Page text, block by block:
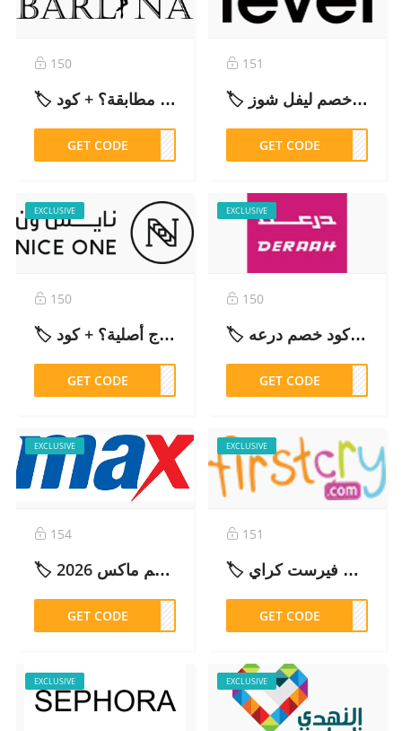
150
🏷️ تجربتي مع بارلينا: هل موثوق وهل الفساتين مطابقة؟ + كود CM26226
GET CODE6226
151
🏷️ كود خصم ليفل شوز (ABB325) – خصم حصري 2026| Level Shoes Promo Code
GET CODEB325
EXCLUSIVE
150
🏷️ تجربتي مع نايس ون: هل موثوق وهل العطور والمكياج أصلية؟ + كود Z13
GET CODE
EXCLUSIVE
150
🏷️ كود خصم درعه (K3) 2026 خصم فوري على العطور والعود
GET CODE
EXCLUSIVE
154
🏷️ كود خصم ماكس 2026 (S7B) – وفّر حتى 70% على الأزياء
GET CODE
EXCLUSIVE
151
🏷️ كود خصم فيرست كراي (SMS75) خصم فوري على جميع المنتجات – 2026
GET CODEMS75
EXCLUSIVE EXCLUSIVE